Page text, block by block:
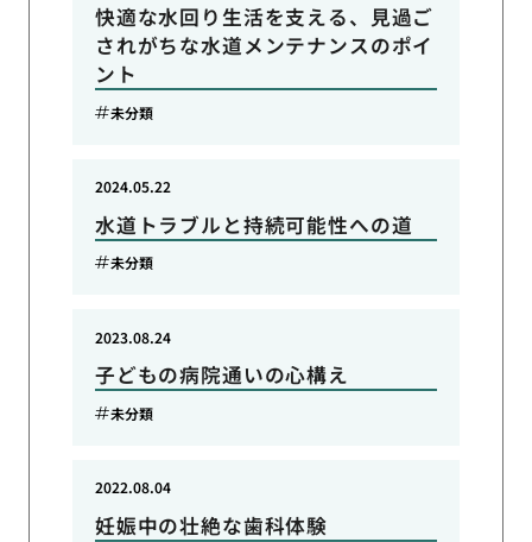
快適な水回り生活を支える、見過ご
されがちな水道メンテナンスのポイ
ント
未分類
水道トラブルと持続可能性への道
2024.05.22
未分類
子どもの病院通いの心構え
2023.08.24
未分類
妊娠中の壮絶な歯科体験
2022.08.04